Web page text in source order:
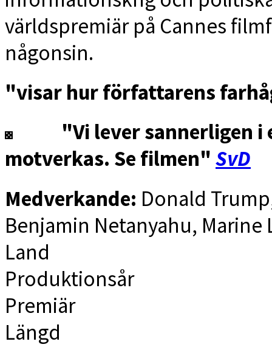
världspremiär på Cannes
någonsin.
"visar hur författarens
"Vi lever sannerligen
motverkas. Se filmen" SvD
Medverkande: Donald Trump
Benjamin Netanyahu, Marine
Land
Produktionsår
Premiär
Längd